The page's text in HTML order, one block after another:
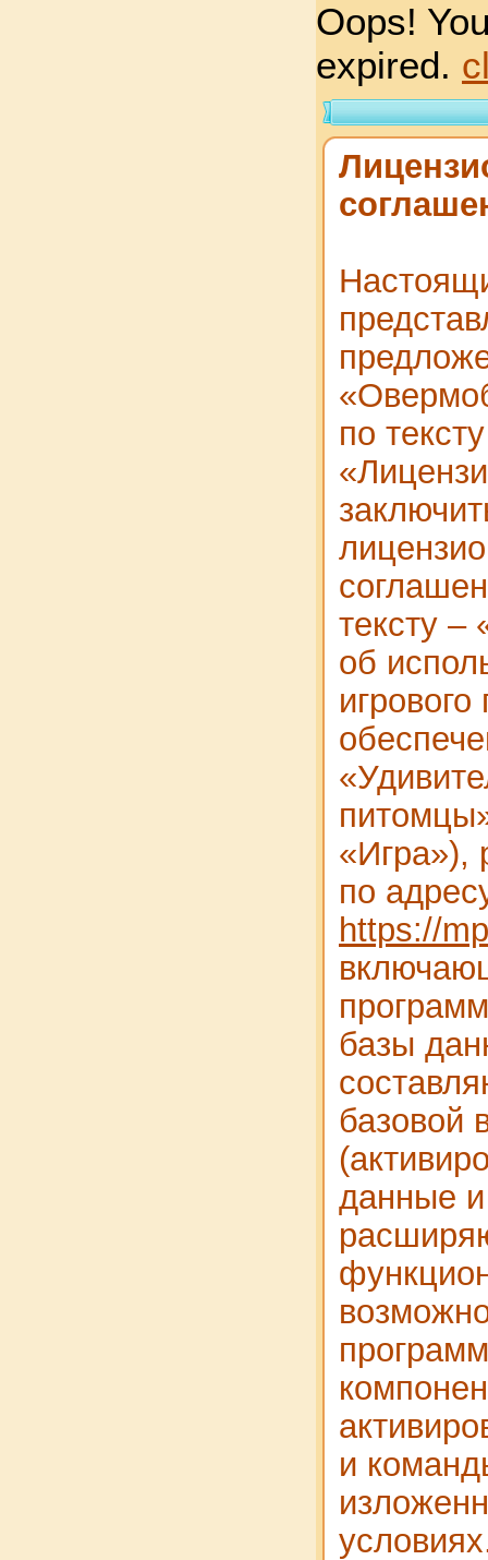
Oops!
expired.
по
тексту –
об
«Игра»),
по
https://
базы
базовой
данные
и